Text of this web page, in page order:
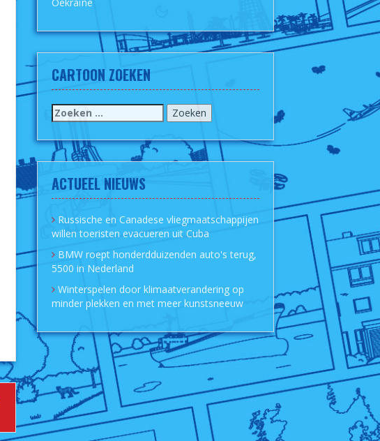
CARTOON ZOEKEN
Zoeken
naar:
ACTUEEL NIEUWS
Russische en Canadese vliegmaatschappijen
willen toeristen evacueren uit Cuba
BMW roept honderdduizenden auto's terug,
5500 in Nederland
Winterspelen door klimaatverandering op
minder plekken en met meer kunstsneeuw